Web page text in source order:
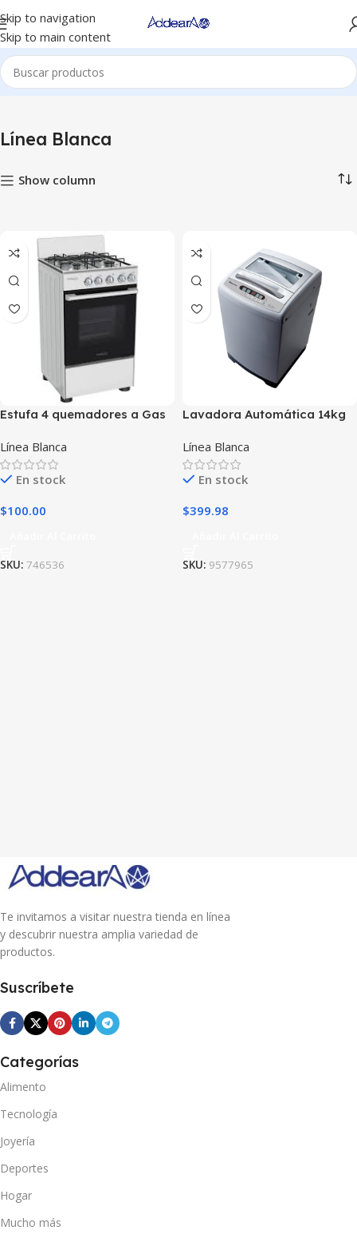
Skip to navigation
Skip to main content
Inicio Línea Blanca Mostrando los 2 resultados
Línea Blanca
Show column
Estufa 4 quemadores a Gas
Línea Blanca
En stock
$100.00
SKU: 746536
Lavadora Automática 14kg
Línea Blanca
En stock
$399.98
SKU: 9577965
Te invitamos a visitar nuestra tienda en línea
y descubrir nuestra amplia variedad de
productos.
Suscríbete
Categorías
Alimento
Tecnología
Joyería
Deportes
Hogar
Mucho más